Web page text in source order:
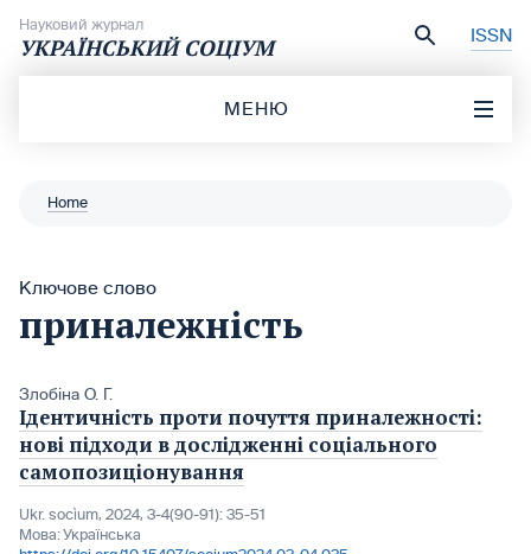
Науковий журнал
УКРАЇНСЬКИЙ СОЦІУМ ISSN
МЕНЮ
Home
Ключове слово
приналежність
Злобіна О. Г.
Ідентичність проти почуття приналежності:
нові підходи в дослідженні соціального
самопозиціонування
Ukr. socìum, 2024, 3-4(90-91): 35-51
Мова:Українська